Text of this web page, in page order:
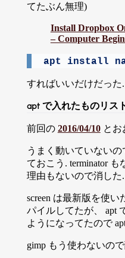
てたぶん無理)
Install Dropbox
– Computer
apt install
すればいいだけだった.
apt で入れたものリス
前回の 2016/04/10とお
うまく動いていないの
ておこう. terminator
理由もないので消した.
screen は最新版を使
パイルしてたが、 apt
ようになってたので
gimp もう使わないの